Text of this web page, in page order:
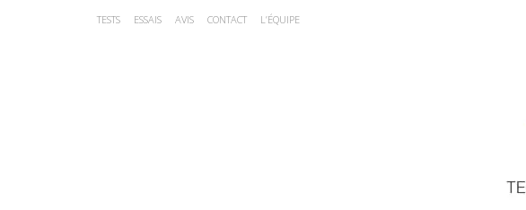
TESTS ESSAIS AVIS CONTACT L’ÉQUIPE